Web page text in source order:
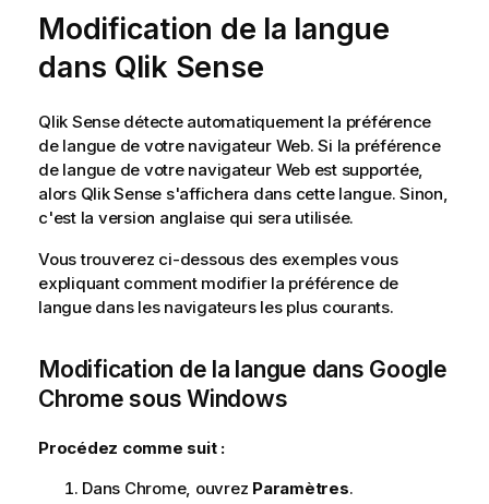
o
r
m
t
i
o
n
s
Modification de la langue
dans Qlik Sense
Qlik Sensedétecte automatiquement la préférence
de langue de votre navigateur Web. Si la préférence
de langue de votre navigateur Web est supportée,
alors Qlik Sense s'affichera dans cette langue. Sinon,
c'est la version anglaise qui sera utilisée.
Vous trouverez ci-dessous des exemples vous
expliquant comment modifier la préférence de
langue dans les navigateurs les plus courants.
Modification de la langue dans Google
Chrome sous Windows
Procédez comme suit :
Dans Chrome, ouvrez Paramètres.